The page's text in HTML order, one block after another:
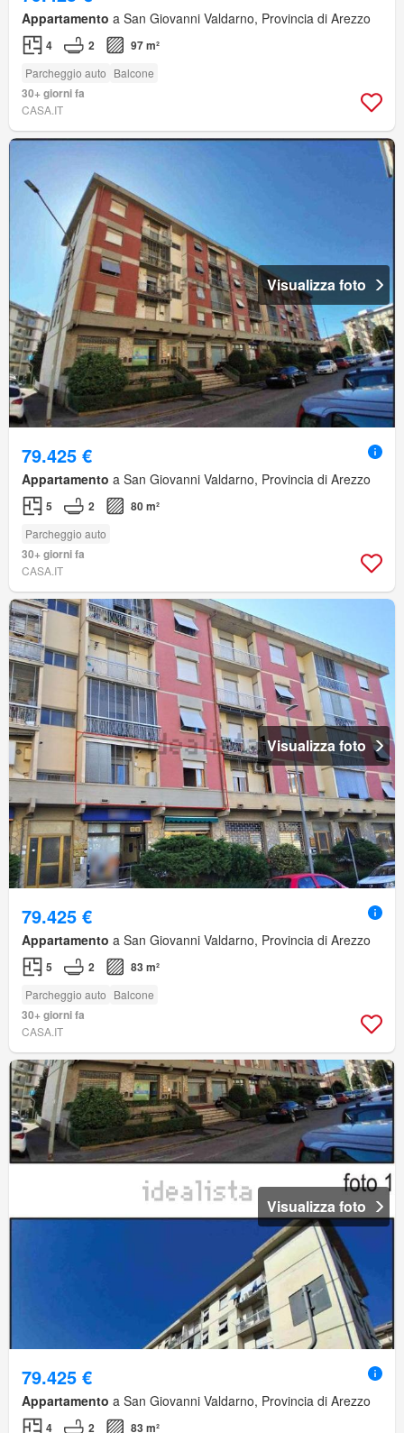
Appartamento a San Giovanni Valdarno, Provincia di Arezzo
4 2 97 m²
Parcheggio auto Balcone
30+ giorni fa
CASA.IT
Visualizza foto
79.425 €
Appartamento a San Giovanni Valdarno, Provincia di Arezzo
5 2 80 m²
Parcheggio auto
30+ giorni fa
CASA.IT
Visualizza foto
79.425 €
Appartamento a San Giovanni Valdarno, Provincia di Arezzo
5 2 83 m²
Parcheggio auto Balcone
30+ giorni fa
CASA.IT
Visualizza foto
79.425 €
Appartamento a San Giovanni Valdarno, Provincia di Arezzo
4 2 83 m²